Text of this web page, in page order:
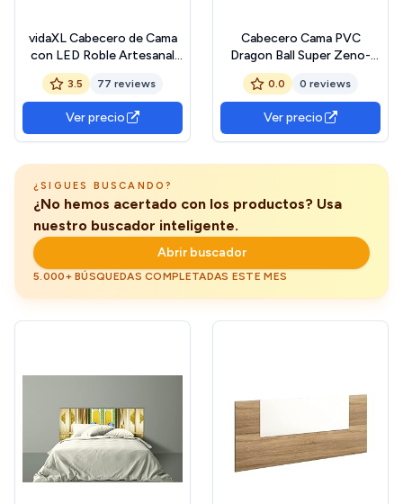
vidaXL Cabecero de Cama
con LED Roble Artesanal
140x17x102 cm, cabecero,
Armario de Cama, cabecero
con estantería, cabecero
de Cama con almacenaje
3.5 77 reviews
Ver precio
Cabecero Cama PVC
Dragon Ball Super Zeno-
Sama |100x60cm |
Producto Oficial y Original |
Cabecero Ligero, Elegante,
Resistente y Económico |
DBS
0.0 0 reviews
Ver precio
¿SIGUES BUSCANDO?
¿No hemos acertado con los productos? Usa
nuestro buscador inteligente.
Abrir buscador
5.000+ BÚSQUEDAS COMPLETADAS ESTE MES